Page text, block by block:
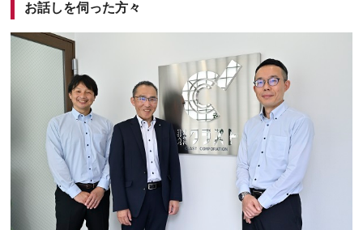
お話しを伺った方々